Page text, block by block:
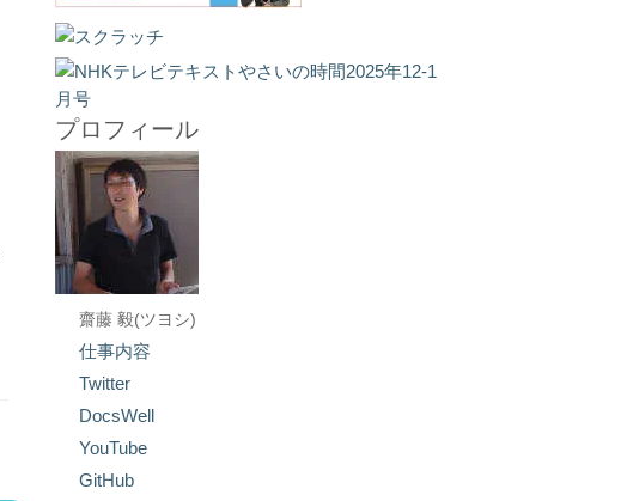
プロフィール
齋藤 毅(ツヨシ)
仕事内容
Twitter
DocsWell
YouTube
GitHub